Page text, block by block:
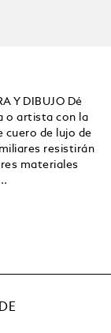
Y DIBUJO Dé
o artista con la
cuero de lujo de
resistirán
materiales